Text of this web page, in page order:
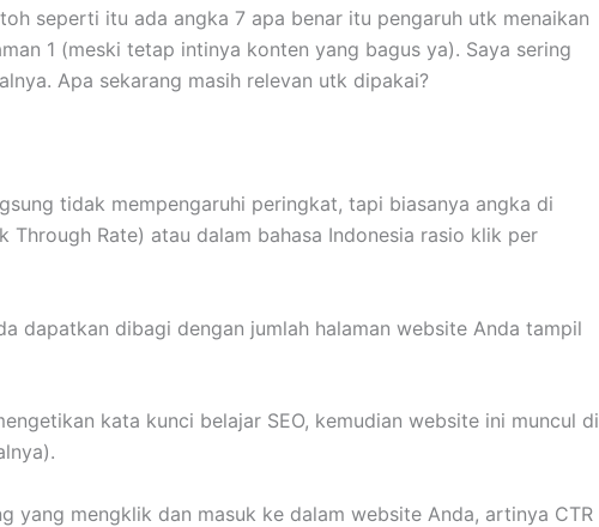
seperti itu ada angka 7 apa benar itu pengaruh utk menaikan
1 (meski tetap intinya konten yang bagus ya). Saya sering
Apa sekarang masih relevan utk dipakai?
tidak mempengaruhi peringkat, tapi biasanya angka di
Through Rate) atau dalam bahasa Indonesia rasio klik per
dapatkan dibagi dengan jumlah halaman website Anda tampil
kata kunci belajar SEO, kemudian website ini muncul di
yang mengklik dan masuk ke dalam website Anda, artinya CTR